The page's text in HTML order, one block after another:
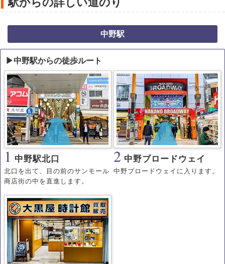
中野駅
▶中野駅からの徒歩ルート
1 中野駅北口
北口を出て、目の前のサンモール
商店街の中を直進します。
2 中野ブロードウェイ
中野ブロードウェイに入ります。